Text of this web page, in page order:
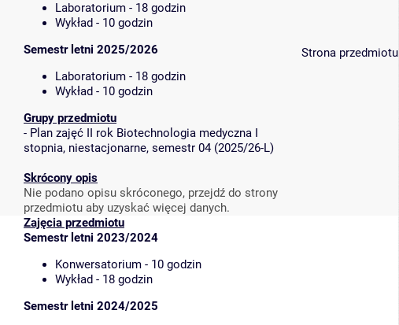
Laboratorium - 18 godzin
Wykład - 10 godzin
Semestr letni 2025/2026
Laboratorium - 18 godzin
Wykład - 10 godzin
Grupy przedmiotu
- Plan zajęć II rok Biotechnologia medyczna I
stopnia, niestacjonarne, semestr 04 (2025/26-L)
Skrócony opis
Nie podano opisu skróconego, przejdź do strony
przedmiotu aby uzyskać więcej danych.
Strona przedmiotu
Zajęcia przedmiotu
Semestr letni 2023/2024
Konwersatorium - 10 godzin
Wykład - 18 godzin
Semestr letni 2024/2025